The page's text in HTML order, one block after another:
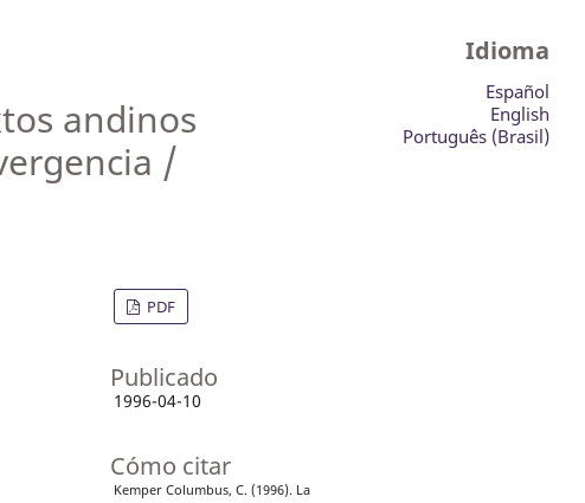
andinos
/
PDF
Publicado
1996-04-10
Cómo citar
Kemper Columbus, C. (1996). La
Idioma
Español
English
Português (Brasil)